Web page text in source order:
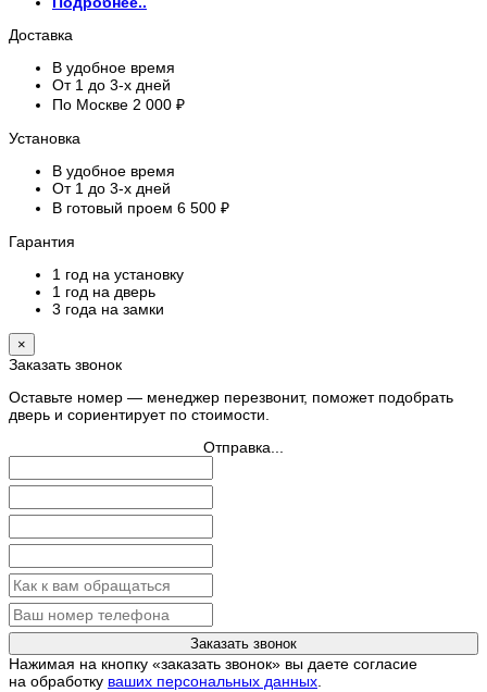
Доставка
В удобное время
От 1 до 3-х дней
По Москве 2 000 ₽
Установка
В удобное время
От 1 до 3-х дней
В готовый проем 6 500 ₽
Гарантия
1 год на установку
1 год на дверь
3 года на замки
×
Заказать звонок
Оставьте номер — менеджер перезвонит, поможет подобрать
дверь и сориентирует по стоимости.
Отправка...
Заказать звонок
Нажимая на кнопку «заказать звонок» вы даете согласие
на обработку ваших персональных данных